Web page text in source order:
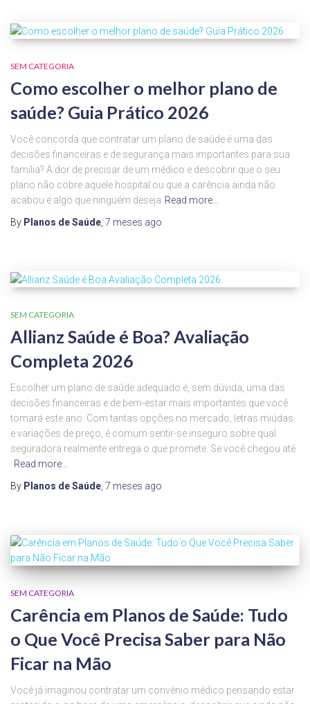
SEM CATEGORIA
Como escolher o melhor plano de
saúde? Guia Prático 2026
Você concorda que contratar um plano de saúde é uma das
decisões financeiras e de segurança mais importantes para sua
família? A dor de precisar de um médico e descobrir que o seu
plano não cobre aquele hospital ou que a carência ainda não
acabou é algo que ninguém deseja Read more…
By Planos de Saúde 7 meses ago
SEM CATEGORIA
Allianz Saúde é Boa? Avaliação
Completa 2026
Escolher um plano de saúde adequado é, sem dúvida, uma das
decisões financeiras e de bem-estar mais importantes que você
tomará este ano. Com tantas opções no mercado, letras miúdas
e variações de preço, é comum sentir-se inseguro sobre qual
seguradora realmente entrega o que promete. Se você chegou até
Read more…
By Planos de Saúde 7 meses ago
SEM CATEGORIA
Carência em Planos de Saúde: Tudo
o Que Você Precisa Saber para Não
Ficar na Mão
Você já imaginou contratar um convênio médico pensando estar